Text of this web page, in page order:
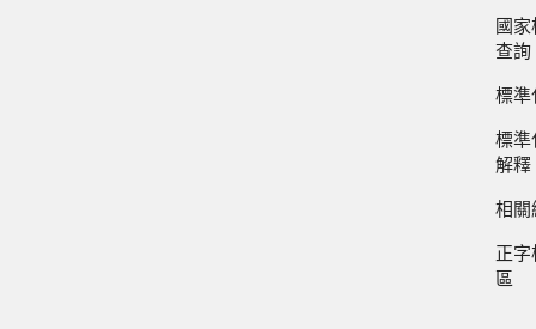
國
查詢
標準
標準
解釋
相關
正
區